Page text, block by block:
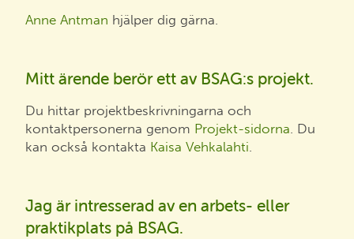
Anne Antman hjälper dig gärna.
Mitt ärende berör ett av BSAG:s projekt.
Du hittar projektbeskrivningarna och
kontaktpersonerna genom Projekt-sidorna. Du
kan också kontakta Kaisa Vehkalahti.
Jag är intresserad av en arbets- eller
praktikplats på BSAG.